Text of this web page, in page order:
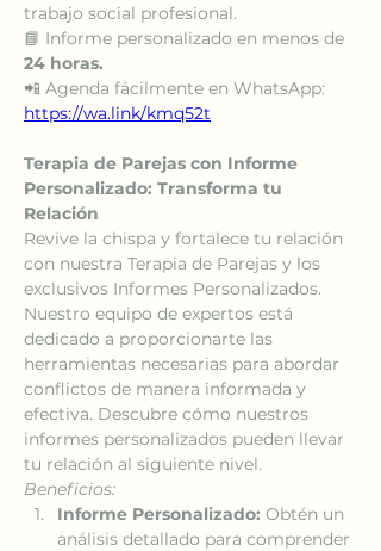
trabajo social profesional.
📘 Informe personalizado en menos de
24 horas.
📲 Agenda fácilmente en WhatsApp:
https://wa.link/kmq52t
Terapia de Parejas con Informe
Personalizado: Transforma tu
Relación
Revive la chispa y fortalece tu relación
con nuestra Terapia de Parejas y los
exclusivos Informes Personalizados.
Nuestro equipo de expertos está
dedicado a proporcionarte las
herramientas necesarias para abordar
conflictos de manera informada y
efectiva. Descubre cómo nuestros
informes personalizados pueden llevar
tu relación al siguiente nivel.
Beneficios:
Informe Personalizado: Obtén un
análisis detallado para comprender